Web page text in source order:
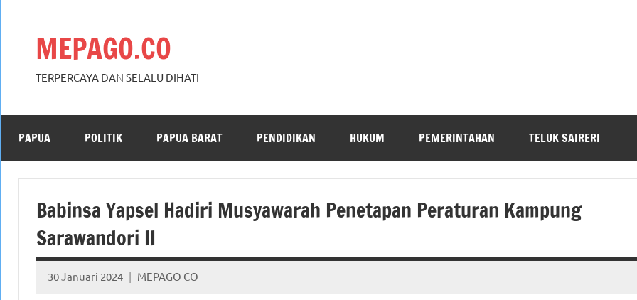
MEPAGO.CO
TERPERCAYA DAN SELALU DIHATI
PAPUA POLITIK PAPUA BARAT PENDIDIKAN HUKUM PEMERINTAHAN TELUK SAIRERI
Babinsa Yapsel Hadiri Musyawarah Penetapan Peraturan Kampung
Sarawandori II
30 Januari 2024 MEPAGO CO
No